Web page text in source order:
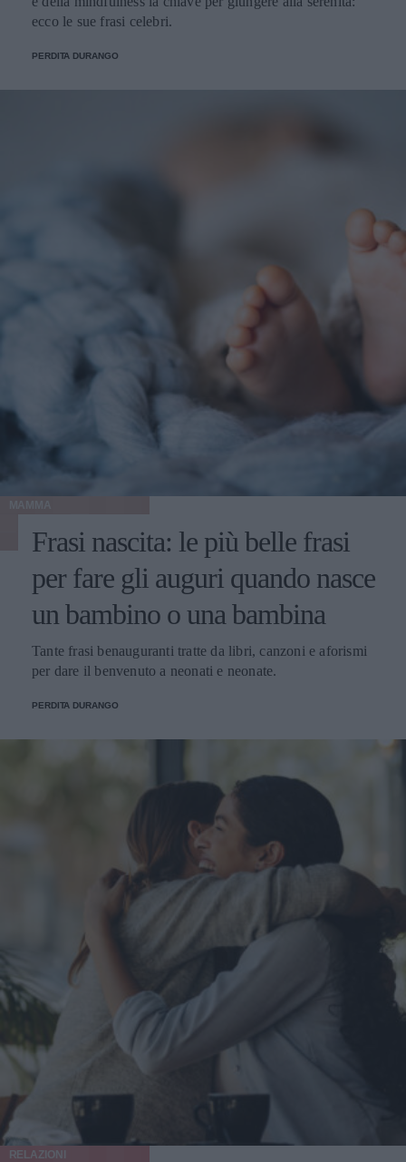
ecco le sue frasi celebri.
PERDITA DURANGO
Frasi nascita: le più belle frasi
per fare gli auguri quando nasce
un bambino o una bambina
Tante frasi benauguranti tratte da libri, canzoni e aforismi
per dare il benvenuto a neonati e neonate.
PERDITA DURANGO
RELAZIONI